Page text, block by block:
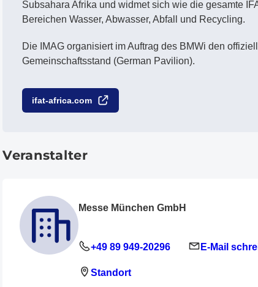
Subsahara Afrika und widmet sich wie die gesamte
Bereichen Wasser, Abwasser, Abfall und Recycling.
Die IMAG organisiert im Auftrag des BMWi den
Gemeinschaftsstand (German Pavilion).
ifat-africa.com
Veranstalter
Messe München GmbH
+49 89 949-20296 E-Mail
Standort